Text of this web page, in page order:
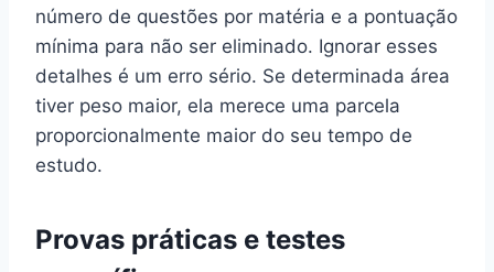
número de questões por matéria e a pontuação
mínima para não ser eliminado. Ignorar esses
detalhes é um erro sério. Se determinada área
tiver peso maior, ela merece uma parcela
proporcionalmente maior do seu tempo de
estudo.
Provas práticas e testes